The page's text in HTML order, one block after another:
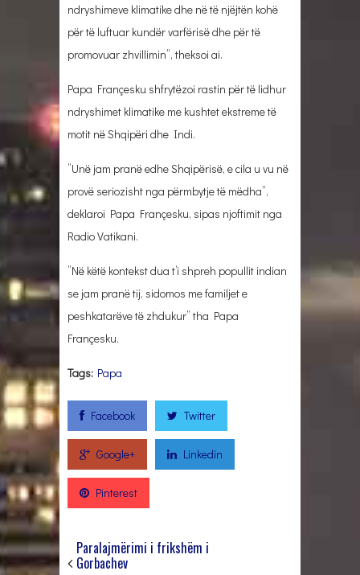
ndryshimeve klimatike dhe në të njëjtën kohë
për të luftuar kundër varfërisë dhe për të
promovuar zhvillimin”, theksoi ai.
Papa Françesku shfrytëzoi rastin për të lidhur
ndryshimet klimatike me kushtet ekstreme të
motit në Shqipëri dhe Indi.
”Unë jam pranë edhe Shqipërisë, e cila u vu në
provë seriozisht nga përmbytje të mëdha”,
deklaroi Papa Françesku, sipas njoftimit nga
Radio Vatikani.
”Në këtë kontekst dua t’i shpreh popullit indian
se jam pranë tij, sidomos me familjet e
peshkatarëve të zhdukur” tha Papa
Françesku.
Tags: Papa
Facebook Twitter
Google+ Linkedin
Pinterest
Paralajmërimi i frikshëm i
Gorbachev